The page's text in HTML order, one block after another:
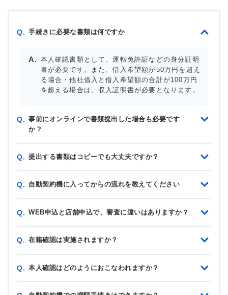
Q. 手続きに必要な書類は何ですか
本人確認書類として、運転免許証などの身分証明
書が必要です。また、借入希望額が50万円を超え
る場合・他社借入と借入希望額の合計が100万円
を超える場合は、収入証明書が必要となります。
Q. 事前にオンラインで書類提出した場合も必要です
か？
Q. 提出する書類はコピーでも大丈夫ですか？
Q. 自動契約機に入ってからの流れを教えてください
Q. WEB申込と店舗申込で、審査に違いはありますか？
Q. 在籍確認は実施されますか？
Q. 本人確認はどのようにおこなわれますか？